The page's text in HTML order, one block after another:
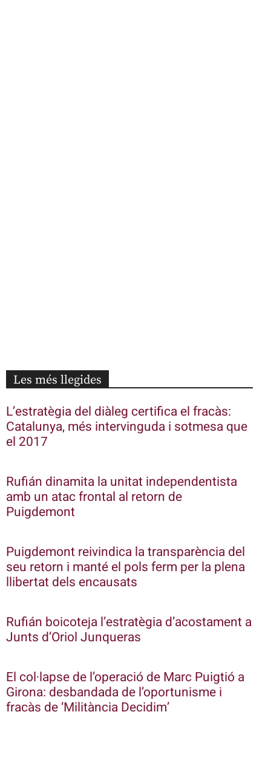
Les més llegides
L’estratègia del diàleg certifica el fracàs:
Catalunya, més intervinguda i sotmesa que
el 2017
Rufián dinamita la unitat independentista
amb un atac frontal al retorn de
Puigdemont
Puigdemont reivindica la transparència del
seu retorn i manté el pols ferm per la plena
llibertat dels encausats
Rufián boicoteja l’estratègia d’acostament a
Junts d’Oriol Junqueras
El col·lapse de l’operació de Marc Puigtió a
Girona: desbandada de l’oportunisme i
fracàs de ‘Militància Decidim’